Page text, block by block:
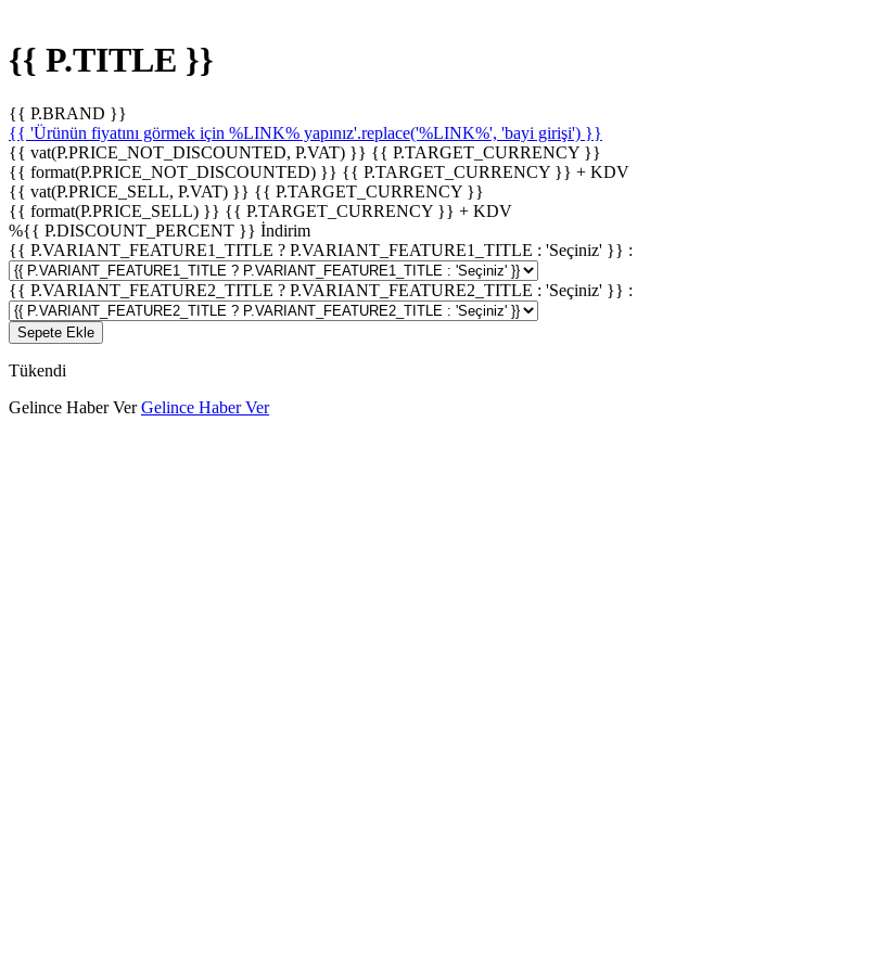
{{ P.TITLE }}
{{ P.BRAND }}
{{ 'Ürünün fiyatını görmek için %LINK% yapınız'.replace('%LINK%', 'bayi girişi') }}
{{ vat(P.PRICE_NOT_DISCOUNTED, P.VAT) }} {{ P.TARGET_CURRENCY }}
{{ format(P.PRICE_NOT_DISCOUNTED) }} {{ P.TARGET_CURRENCY }} + KDV
{{ vat(P.PRICE_SELL, P.VAT) }} {{ P.TARGET_CURRENCY }}
{{ format(P.PRICE_SELL) }} {{ P.TARGET_CURRENCY }} + KDV
%{{ P.DISCOUNT_PERCENT }} İndirim
{{ P.VARIANT_FEATURE1_TITLE ? P.VARIANT_FEATURE1_TITLE : 'Seçiniz' }} :
{{ P.VARIANT_FEATURE2_TITLE ? P.VARIANT_FEATURE2_TITLE : 'Seçiniz' }} :
Sepete Ekle
Tükendi
Gelince Haber Ver Gelince Haber Ver